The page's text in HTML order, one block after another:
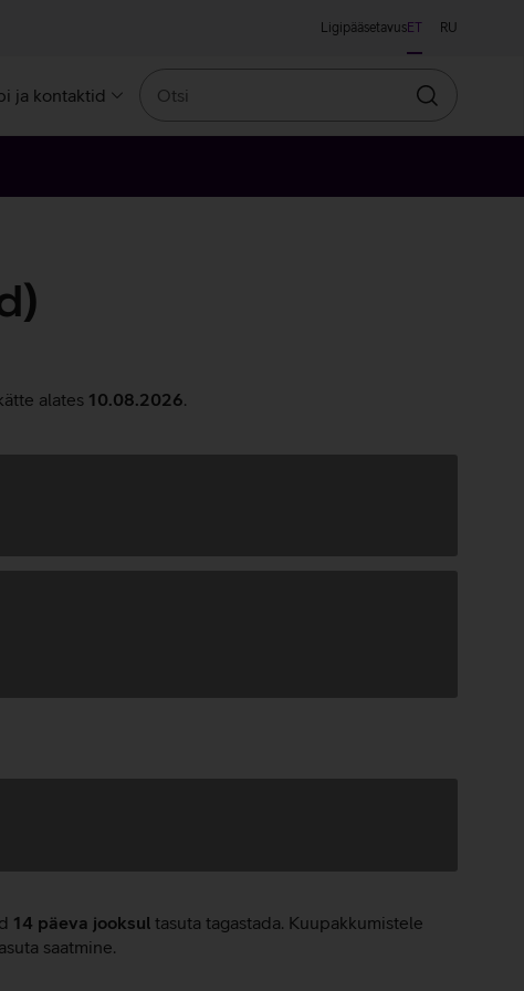
LigipääsetavusET RU
ja kontaktid
Otsin
alates 10.08.2026
14 päeva jooksul tasuta tagastada. Kuupakkumistele
saatmine.